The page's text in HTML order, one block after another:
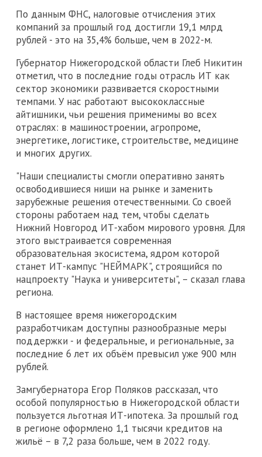
По данным ФНС, налоговые отчисления этих
компаний за прошлый год достигли 19,1 млрд
рублей - это на 35,4% больше, чем в 2022-м.
Губернатор Нижегородской области Глеб Никитин
отметил, что в последние годы отрасль ИТ как
сектор экономики развивается скоростными
темпами. У нас работают высококлассные
айтишники, чьи решения применимы во всех
отраслях: в машиностроении, агропроме,
энергетике, логистике, строительстве, медицине
и многих других.
"Наши специалисты смогли оперативно занять
освободившиеся ниши на рынке и заменить
зарубежные решения отечественными. Со своей
стороны работаем над тем, чтобы сделать
Нижний Новгород ИТ-хабом мирового уровня. Для
этого выстраивается современная
образовательная экосистема, ядром которой
станет ИТ-кампус "НЕЙМАРК", строящийся по
нацпроекту "Наука и университеты", – сказал глава
региона.
В настоящее время нижегородским
разработчикам доступны разнообразные меры
поддержки - и федеральные, и региональные, за
последние 6 лет их объём превысил уже 900 млн
рублей.
Замгубернатора Егор Поляков рассказал, что
особой популярностью в Нижегородской области
пользуется льготная ИТ-ипотека. За прошлый год
в регионе оформлено 1,1 тысячи кредитов на
жильё – в 7,2 раза больше, чем в 2022 году.